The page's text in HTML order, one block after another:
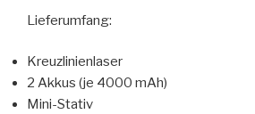
Lieferumfang:
Kreuzlinienlaser
2 Akkus (je 4000 mAh)
Mini-Stativ